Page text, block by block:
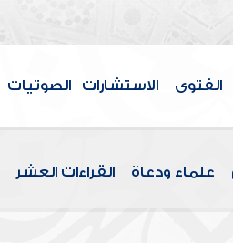
الفتوى الاستشارات الصوتيات
علماء ودعاة القراءات العشر